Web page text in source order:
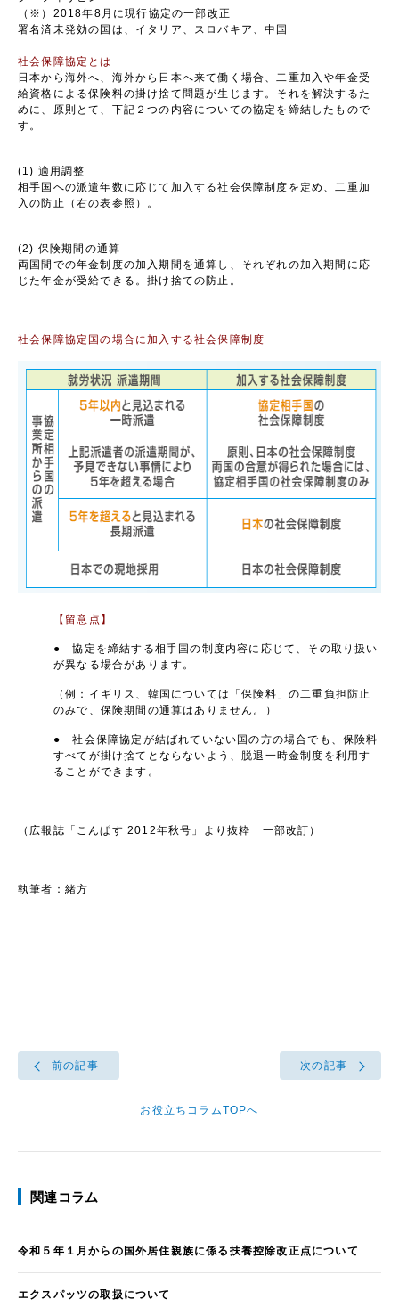
（※）2018年8月に現行協定の一部改正
署名済未発効の国は、イタリア、スロバキア、中国
社会保障協定とは
日本から海外へ、海外から日本へ来て働く場合、二重加入や年金受
給資格による保険料の掛け捨て問題が生じます。それを解決するた
めに、原則とて、下記２つの内容についての協定を締結したもので
す。
(1) 適用調整
相手国への派遣年数に応じて加入する社会保障制度を定め、二重加
入の防止（右の表参照）。
(2) 保険期間の通算
両国間での年金制度の加入期間を通算し、それぞれの加入期間に応
じた年金が受給できる。掛け捨ての防止。
社会保障協定国の場合に加入する社会保障制度
【留意点】
● 協定を締結する相手国の制度内容に応じて、その取り扱い
が異なる場合があります。
（例：イギリス、韓国については「保険料」の二重負担防止
のみで、保険期間の通算はありません。）
● 社会保障協定が結ばれていない国の方の場合でも、保険料
すべてが掛け捨てとならないよう、脱退一時金制度を利用す
ることができます。
（広報誌「こんぱす 2012年秋号」より抜粋 一部改訂）
執筆者：緒方
前の記事
お役立ちコラムTOPへ
次の記事
関連コラム
令和５年１月からの国外居住親族に係る扶養控除改正点について
エクスパッツの取扱について